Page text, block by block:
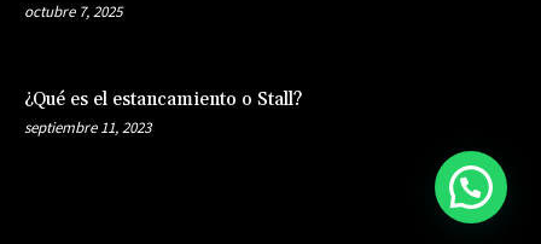
octubre 7, 2025
¿Qué es el estancamiento o Stall?
septiembre 11, 2023